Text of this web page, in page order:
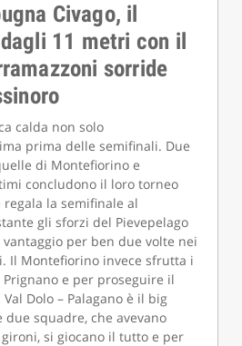
Civago, il
11 metri con il
sorride
calda non solo
prima delle semifinali. Due
di Montefiorino e
concludono il loro torneo
la semifinale al
gli sforzi del Pievepelago
per ben due volte nei
Il Montefiorino invece sfrutta i
e per proseguire il
Dolo – Palagano è il big
squadre, che avevano
si giocano il tutto e per